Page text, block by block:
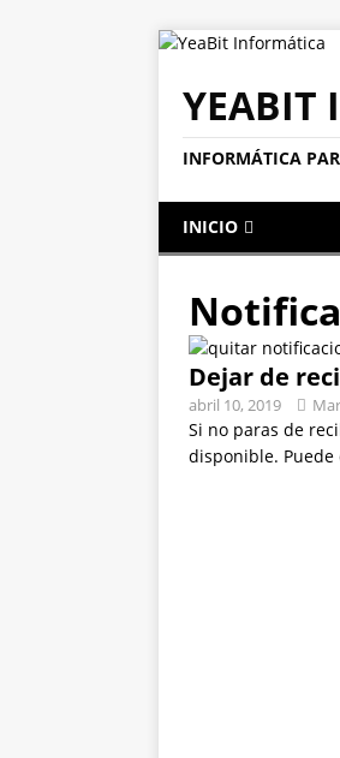
YEABIT
INFORMÁTICA
INICIO
Dejar de
abril 10, 2019
Si no paras de
disponible. Puede